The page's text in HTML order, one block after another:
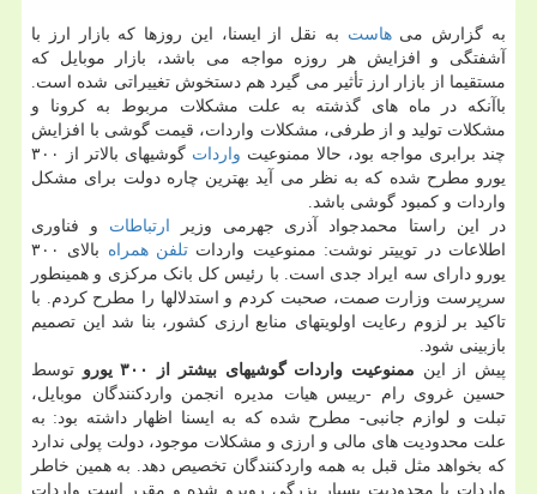
به گزارش میهاست به نقل از ایسنا، این روزها که بازار ارز با
آشفتگی و افزایش هر روزه مواجه می باشد، بازار موبایل که
مستقیما از بازار ارز تأثیر می گیرد هم دستخوش تغییراتی شده است.
باآنکه در ماه های گذشته به علت مشکلات مربوط به کرونا و
مشکلات تولید و از طرفی، مشکلات واردات، قیمت گوشی با افزایش
چند برابری مواجه بود، حالا ممنوعیت واردات
گوشیهای بالاتر از ۳۰۰
یورو مطرح شده که به نظر می آید بهترین چاره دولت برای مشکل
واردات و کمبود گوشی باشد.
در این راستا محمدجواد آذری جهرمی وزیر ارتباطات و فناوری
اطلاعات در توییتر نوشت: ممنوعیت واردات تلفن همراه
بالای ۳۰۰
یورو دارای سه ایراد جدی است. با رئیس کل بانک مرکزی و همینطور
سرپرست وزارت صمت، صحبت کردم و استدلالها را مطرح کردم. با
تاکید بر لزوم رعایت اولویتهای منابع ارزی کشور، بنا شد این تصمیم
بازبینی شود.
پیش از این ممنوعیت واردات گوشیهای بیشتر از ۳۰۰ یورو
توسط
حسین غروی رام -رییس هیات مدیره انجمن واردکنندگان موبایل،
تبلت و لوازم جانبی- مطرح شده که به ایسنا اظهار داشته بود: به
علت محدودیت های مالی و ارزی و مشکلات موجود، دولت پولی ندارد
که بخواهد مثل قبل به همه واردکنندگان تخصیص دهد. به همین خاطر
واردات با محدودیت بسیار بزرگی روبرو شده و مقرر است واردات